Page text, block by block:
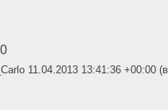
11.04.2013 13:41:36 +00:00